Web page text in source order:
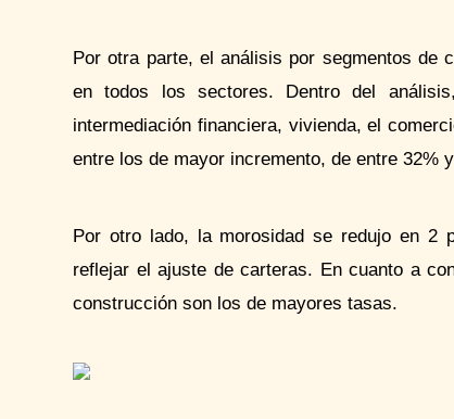
Por otra parte, el análisis por segmentos de
en todos los sectores. Dentro del
intermediación financiera, vivienda, el
entre los de mayor incremento, de entre 32%
Por otro lado, la morosidad se redujo en 2
reflejar el ajuste de carteras. En cuanto a
construcción son los de mayores tasas.